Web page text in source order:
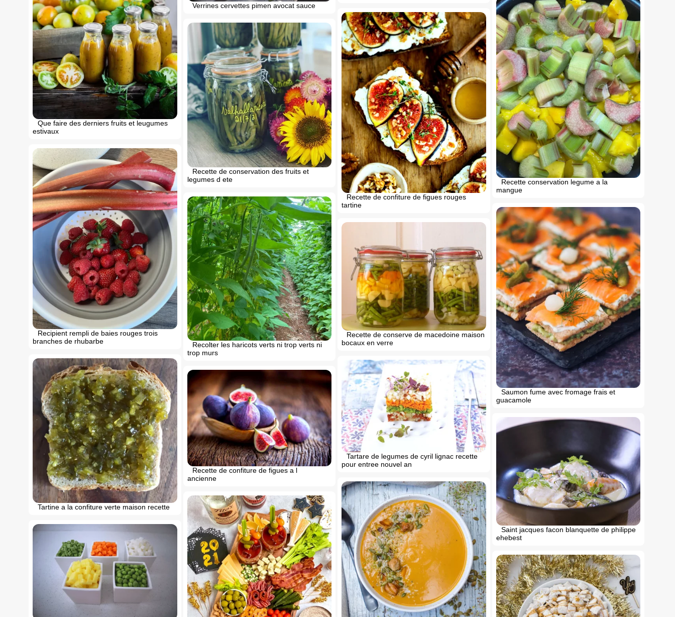
Verrines cervettes pimen avocat sauce
Que faire des derniers fruits et leugumes
estivaux
Recette conservation legume a la
mangue
Recette de confiture de figues rouges
tartine
Recette de conservation des fruits et
legumes d ete
Recipient rempli de baies rouges trois
branches de rhubarbe
Recolter les haricots verts ni trop verts ni
trop murs
Saumon fume avec fromage frais et
guacamole
Recette de conserve de macedoine maison
bocaux en verre
Tartine a la confiture verte maison recette
Tartare de legumes de cyril lignac recette
pour entree nouvel an
Recette de confiture de figues a l
ancienne
Saint jacques facon blanquette de philippe
ehebest